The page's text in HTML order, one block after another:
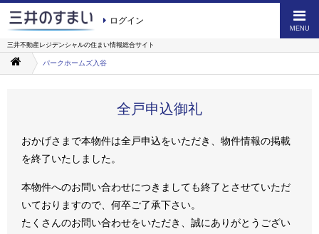
ログイン
MENU
三井不動産レジデンシャルの住まい情報総合サイト
パークホームズ入谷
全戸申込御礼
おかげさまで本物件は全戸申込をいただき、物件情報の掲載
を終了いたしました。
本物件へのお問い合わせにつきましても終了とさせていただ
いておりますので、何卒ご了承下さい。
たくさんのお問い合わせをいただき、誠にありがとうござい